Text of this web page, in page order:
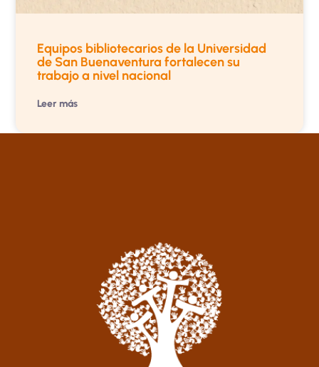
Equipos bibliotecarios de la Universidad
de San Buenaventura fortalecen su
trabajo a nivel nacional
Leer más